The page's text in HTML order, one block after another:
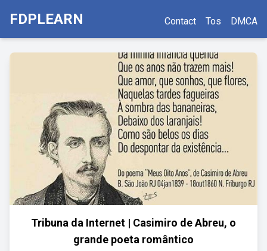
FDPLEARN Contact Tos DMCA
Tribuna da Internet | Casimiro de Abreu, o
grande poeta romântico